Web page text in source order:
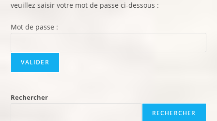
veuillez saisir votre mot de passe ci-dessous :
Mot de passe :
Rechercher
RECHERCHER